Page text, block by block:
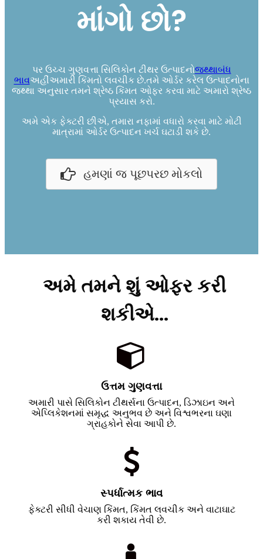
માંગો છો?
પર ઉચ્ચ ગુણવત્તા સિલિકોન ટીથર ઉત્પાદનોજથ્થાબંધ
ભાવઅહીંઅમારી કિંમતો લવચીક છે.તમે ઓર્ડર કરેલ ઉત્પાદનોના
જથ્થા અનુસાર તમને શ્રેષ્ઠ કિંમત ઓફર કરવા માટે અમારો શ્રેષ્ઠ
પ્રયાસ કરો.
અમે એક ફેક્ટરી છીએ, તમારા નફામાં વધારો કરવા માટે મોટી
માત્રામાં ઓર્ડર ઉત્પાદન ખર્ચ ઘટાડી શકે છે.
હમણાં જ પૂછપરછ મોકલો
અમે તમને શું ઓફર કરી
શકીએ...
ઉત્તમ ગુણવત્તા
અમારી પાસે સિલિકોન ટીથર્સના ઉત્પાદન, ડિઝાઇન અને
એપ્લિકેશનમાં સમૃદ્ધ અનુભવ છે અને વિશ્વભરના ઘણા
ગ્રાહકોને સેવા આપી છે.
સ્પર્ધાત્મક ભાવ
ફેક્ટરી સીધી વેચાણ કિંમત, કિંમત લવચીક અને વાટાઘાટ
કરી શકાય તેવી છે.